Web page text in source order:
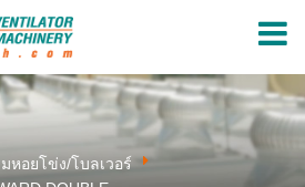
หอยโข่ง/โบลเวอร์